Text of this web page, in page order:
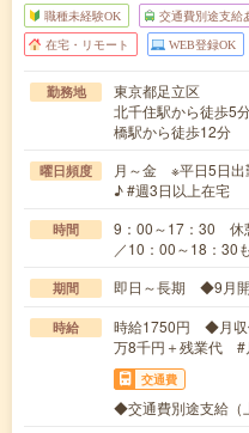
職種未経験OK 交通費別途支給
在宅・リモート WEB登録OK
勤務地
東京都足立区
北千住駅から徒歩5
橋駅から徒歩12分
曜日頻度
月～金 ※平日5日出
♪ #週3日以上在宅
時間
9：00～17：30 休
／10：00～18：30
期間 即日～長期 ◆9月
時給
時給1750円 ◆月収
万8千円＋残業代 #
交通費
◆交通費別途支給（